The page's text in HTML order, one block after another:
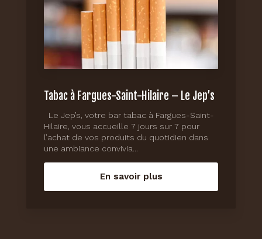
Tabac à Fargues-Saint-Hilaire – Le Jep’s
Le Jep’s, votre bar tabac à Fargues-Saint-
Hilaire, vous accueille 7 jours sur 7 pour
l’achat de vos produits du quotidien dans
une ambiance convivia...
En savoir plus